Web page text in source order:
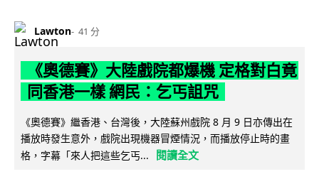
Lawton 41 分
《奧德賽》大陸戲院都爆機 定格對白竟
同香港一樣 網民：乞丐詛咒
《奧德賽》繼香港、台灣後，大陸蘇州戲院 8 月 9 日亦傳出在
播放時發生意外，戲院出現機器冒煙情況，而播放停止時的畫
格，字幕「來人把這些乞丐...
閱讀全文